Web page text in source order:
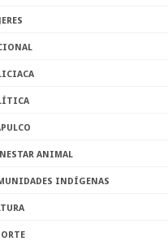
ANIMAL
INDÍGENAS